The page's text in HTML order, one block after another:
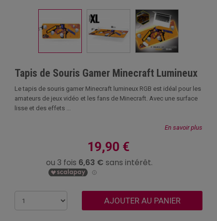
Tapis de Souris Gamer Minecraft Lumineux
Le tapis de souris gamer Minecraft lumineux RGB est idéal pour les
amateurs de jeux vidéo et les fans de Minecraft. Avec une surface
lisse et des effets ...
En savoir plus
19,90 €
AJOUTER AU PANIER